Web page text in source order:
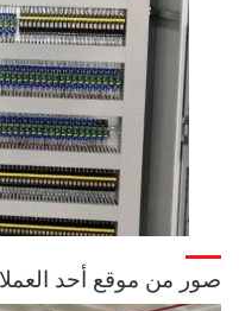
صور من موقع أحد